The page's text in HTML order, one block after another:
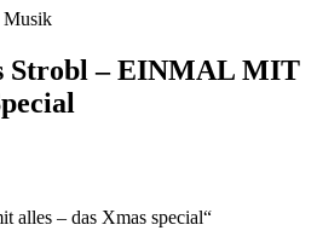
Musik
Strobl – EINMAL MIT
alles – das Xmas special“